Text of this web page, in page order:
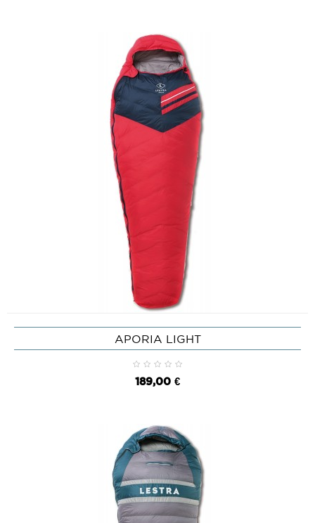
APORIA LIGHT
189,00 €